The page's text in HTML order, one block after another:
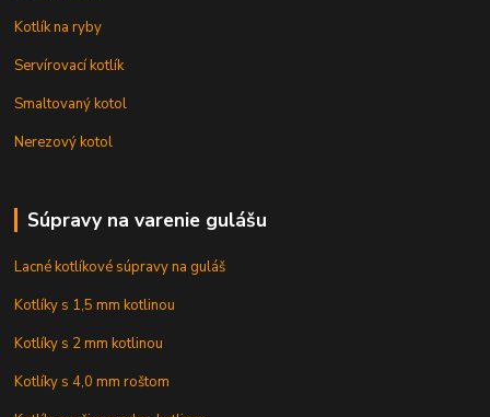
Kotlík na ryby
Servírovací kotlík
Smaltovaný kotol
Nerezový kotol
Súpravy na varenie gulášu
Lacné kotlíkové súpravy na guláš
Kotlíky s 1,5 mm kotlinou
Kotlíky s 2 mm kotlinou
Kotlíky s 4,0 mm roštom